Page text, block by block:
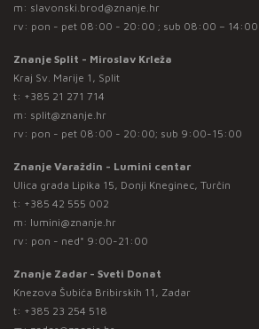
m: slavonski.brod@znanje.hr
rv: pon - pet 08:00 - 20:00 ; sub 08:00 – 14:00
Znanje Split - Miroslav Krleža
Kraj Sv. Marije 1, Split
t: +385 21 271 714
m: split@znanje.hr
rv: pon - pet 08:00 - 20:00; sub 9:00-15:00
Znanje Varaždin - Lumini centar
Ulica grada Lipika 15, Donji Kneginec, Turčin
t: +385 42 555 002
m: lumini@znanje.hr
rv: pon - ned* 9:00-21:00
Znanje Zadar - Sveti Donat
Knezova Šubića Bribirskih 11, Zadar
t: +385 23 254 518